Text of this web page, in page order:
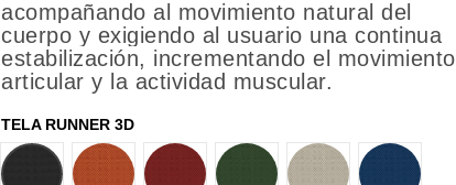
acompañando al movimiento natural del
cuerpo y exigiendo al usuario una continua
estabilización, incrementando el movimiento
articular y la actividad muscular.
TELA RUNNER 3D
96025
96034 96089 96110 96128 96140